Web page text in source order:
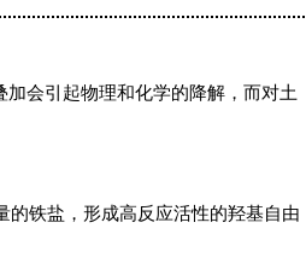
会引起物理和化学的降解，而对土
铁盐，形成高反应活性的羟基自由